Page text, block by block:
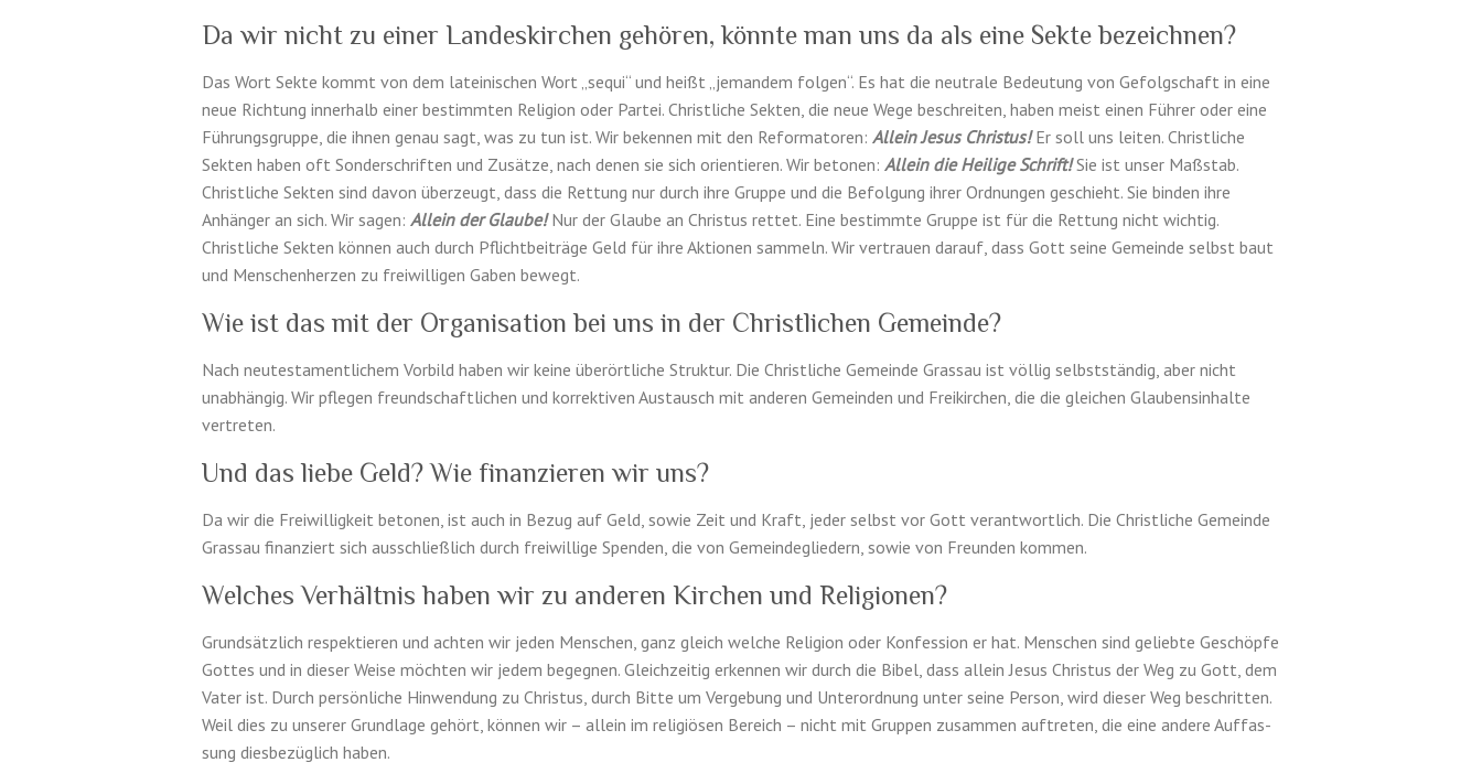
Da wir nicht zu einer Landeskirchen gehören, könnte man uns da als eine Sekte bezeichnen?
Das Wort Sekte kommt von dem lateinis­chen Wort „sequi“ und heißt „jeman­dem fol­gen“. Es hat die neu­trale Bedeu­tung von Gefol­gschaft in eine
neue Rich­tung inner­halb einer bes­timmten Reli­gion oder Partei. Christliche Sek­ten, die neue Wege beschre­iten, haben meist einen Führer oder eine
Führungs­gruppe, die ihnen genau sagt, was zu tun ist. Wir beken­nen mit den Refor­ma­toren: Allein Jesus Chris­tus!Er soll uns leiten. Christliche
Sek­ten haben oft Son­der­schriften und Zusätze, nach denen sie sich ori­en­tieren. Wir beto­nen: Allein die Heilige Schrift!Sie ist unser Maßstab.
Christliche Sek­ten sind davon überzeugt, dass die Ret­tung nur durch ihre Gruppe und die Befol­gung ihrer Ord­nun­gen geschieht. Sie binden ihre
Anhänger an sich. Wir sagen: Allein der Glaube!Nur der Glaube an Chris­tus ret­tet. Eine bes­timmte Gruppe ist für die Ret­tung nicht wichtig.
Christliche Sek­ten kön­nen auch durch Pflicht­beiträge Geld für ihre Aktio­nen sam­meln. Wir ver­trauen darauf, dass Gott seine Gemeinde selbst baut
und Men­schen­herzen zu frei­willi­gen Gaben bewegt.
Wie ist das mit der Organisation bei uns in der Christlichen Gemeinde?
Nach neutes­ta­mentlichem Vor­bild haben wir keine überörtliche Struk­tur. Die Christliche Gemeinde Gras­sau ist völ­lig selb­st­ständig, aber nicht
unab­hängig. Wir pfle­gen fre­und­schaftlichen und kor­rek­tiven Aus­tausch mit anderen Gemein­den und Freikirchen, die die gle­ichen Glaubensin­halte
vertreten.
Und das liebe Geld? Wie finanzieren wir uns?
Da wir die Frei­willigkeit beto­nen, ist auch in Bezug auf Geld, sowie Zeit und Kraft, jeder selbst vor Gott ver­ant­wortlich. Die Christliche Gemeinde
Gras­sau finanziert sich auss­chließlich durch frei­willige Spenden, die von Gemein­degliedern, sowie von Fre­un­den kom­men.
Welches Verhältnis haben wir zu anderen Kirchen und Religionen?
Grund­sät­zlich respek­tieren und achten wir jeden Men­schen, ganz gle­ich welche Reli­gion oder Kon­fes­sion er hat. Men­schen sind geliebte Geschöpfe
Gottes und in dieser Weise möchten wir jedem begeg­nen. Gle­ichzeitig erken­nen wir durch die Bibel, dass allein Jesus Chris­tus der Weg zu Gott, dem
Vater ist. Durch per­sön­liche Hin­wen­dung zu Chris­tus, durch Bitte um Verge­bung und Unterord­nung unter seine Per­son, wird dieser Weg beschrit­ten.
Weil dies zu unserer Grund­lage gehört, kön­nen wir – allein im religiösen Bere­ich – nicht mit Grup­pen zusam­men auftreten, die eine andere Auf­fas­
sung dies­bezüglich haben.